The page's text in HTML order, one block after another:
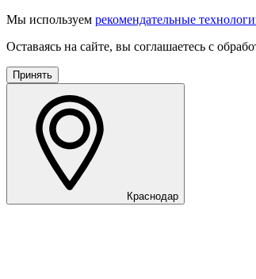
Мы используем рекомендательные
Оставаясь на сайте, вы соглашаетесь с
Принять
Краснодар